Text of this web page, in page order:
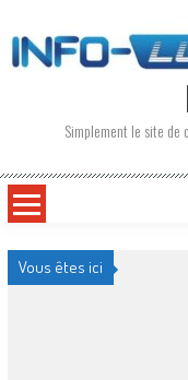
to
content
Simplement le site de
Vous êtes ici